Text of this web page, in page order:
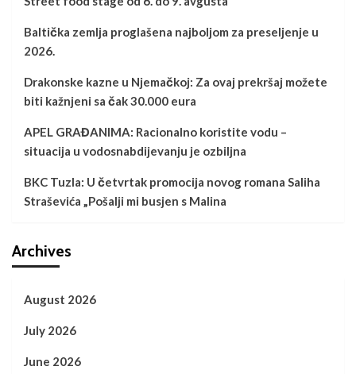
Baltička zemlja proglašena najboljom za preseljenje u
2026.
Drakonske kazne u Njemačkoj: Za ovaj prekršaj možete
biti kažnjeni sa čak 30.000 eura
APEL GRAĐANIMA: Racionalno koristite vodu –
situacija u vodosnabdijevanju je ozbiljna
BKC Tuzla: U četvrtak promocija novog romana Saliha
Straševića „Pošalji mi busjen s Malina
Archives
August 2026
July 2026
June 2026